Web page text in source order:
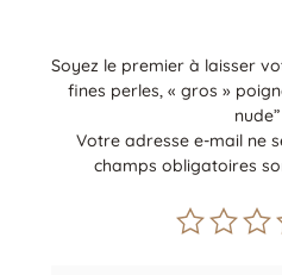
Soyez le premier à laisser
fines perles, « gros »
nude”
Votre adresse e-mail ne
champs obligatoires